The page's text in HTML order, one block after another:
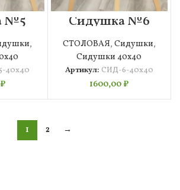
№5
,
40х40
₽
Сидушка №6
40х40
СТОЛОВАЯ, Сидушки,
Сидушки 40х40
Артикул: СИД-6-40х40
1600,00₽
1 2 →